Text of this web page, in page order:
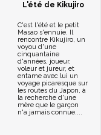
L'été de Kikujiro
C'est l'été et le petit
Masao s'ennuie. Il
rencontre Kikujiro, un
voyou d'une
cinquantaine
d'années, joueur,
voleur et jureur, et
entame avec lui un
voyage picaresque sur
les routes du Japon, à
la recherche d'une
mère que le garçon
n'a jamais connue....